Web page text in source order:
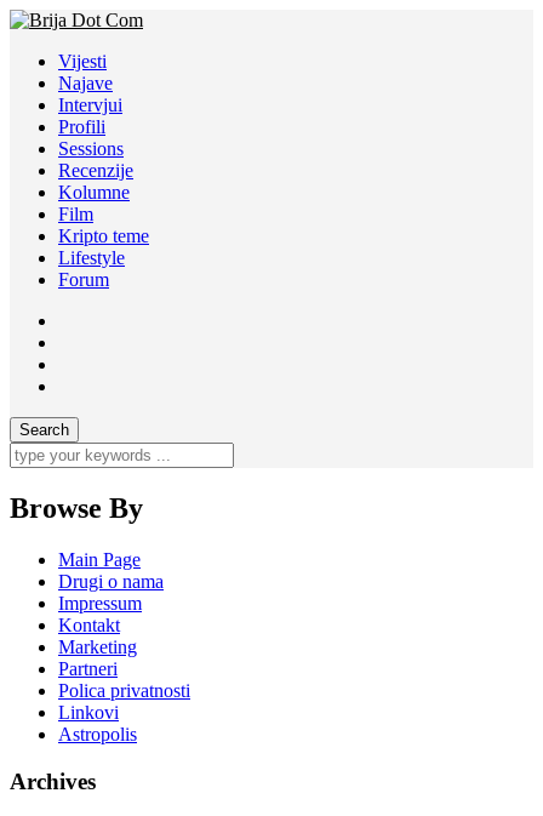
Vijesti
Najave
Intervjui
Profili
Sessions
Recenzije
Kolumne
Film
Kripto teme
Lifestyle
Forum
Browse By
Main Page
Drugi o nama
Impressum
Kontakt
Marketing
Partneri
Polica privatnosti
Linkovi
Astropolis
Archives